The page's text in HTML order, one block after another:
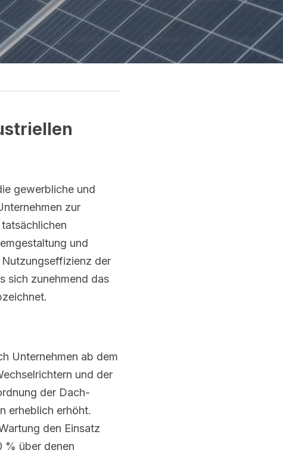
gewerbliche und
zur
und
der
sich zunehmend das
Unternehmen ab dem
und der
der Dach-
erheblich erhöht.
den Einsatz
% über denen